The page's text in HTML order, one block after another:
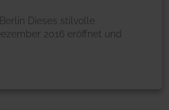
Dieses stilvolle
2016 eröffnet und